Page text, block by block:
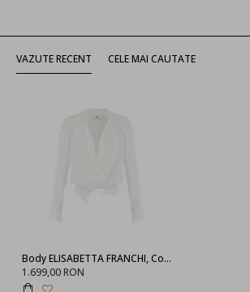
VAZUTE RECENT CELE MAI CAUTATE
Body ELISABETTA FRANCHI, Cowl-neck blouse
1.699,00 RON